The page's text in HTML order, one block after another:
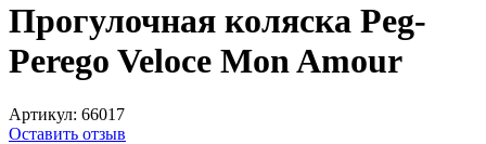
Прогулочная коляска Peg-
Perego Veloce Mon Amour
Артикул: 66017
Оставить отзыв